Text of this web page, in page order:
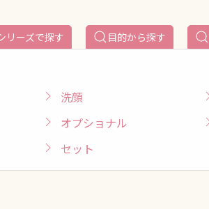
リーズで探す 目的から探す
洗顔
オプショナル
セット